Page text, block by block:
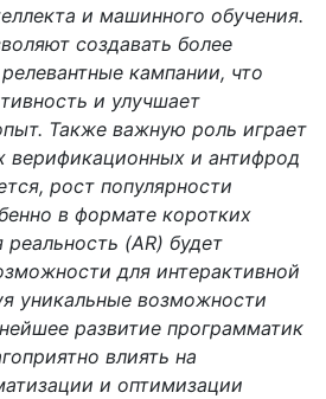
и машинного обучения.
создавать более
кампании, что
и улучшает
Также важную роль играет
верификационных и антифрод
рост популярности
в формате коротких
(AR) будет
для интерактивной
уникальные возможности
развитие программатик
влиять на
и оптимизации